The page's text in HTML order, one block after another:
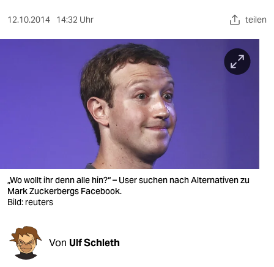
kultur
sport
verlag
veranstaltungen
shop
fragen & hilfe
12.10.2014 14:32 Uhr teilen
„Wo wollt ihr denn alle hin?“ – User suchen nach Alternativen zu
Mark Zuckerbergs Facebook.
Bild: reuters
Von Ulf Schleth